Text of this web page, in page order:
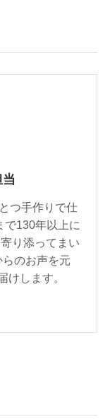
つ手作りで仕
で130年以上に
り添ってまい
のお声を元
けします。